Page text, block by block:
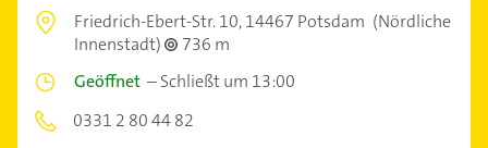
Friedrich-Ebert-Str. 10,14467 Potsdam (Nördliche
Innenstadt)
736 m
Geöffnet –Schließt um 13:00
0331 2 80 44 82